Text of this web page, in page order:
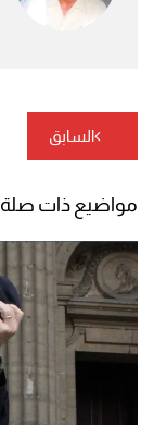
تصفّح
المقالات
السابق
مواضيع ذات صلة